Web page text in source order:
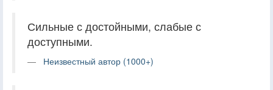
Сильные с достойными, слабые с
доступными.
Неизвестный автор (1000+)